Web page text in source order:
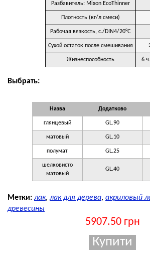
Разбавитель: Mixon EcoThinner
Плотность (кг/л смеси)
Рабочая вязкость, с./DIN4/20°C
Сухой остаток после смешивания
Жизнеспособность 6
Выбрать:
Назва Додатково
глянцевый GL.90
матовый GL.10
полумат GL.25
шелковисто
матовый
GL.40
Метки: лак, лак для дерева, акриловый
древесины
5907.50 грн